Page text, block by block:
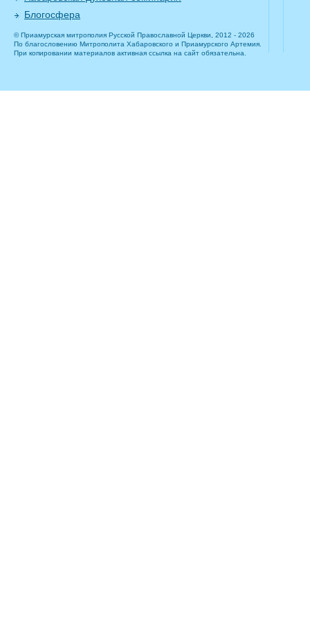
Блогосфера
© Приамурская митрополия Русской Православной Церкви, 2012 - 2026
По благословению Митрополита Хабаровского и Приамурского Артемия.
При копировании материалов активная ссылка на сайт обязательна.